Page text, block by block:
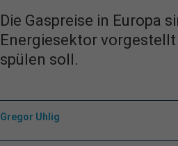
Die Gaspreise in Europa
Energiesektor
spülen soll.
Gregor Uhlig